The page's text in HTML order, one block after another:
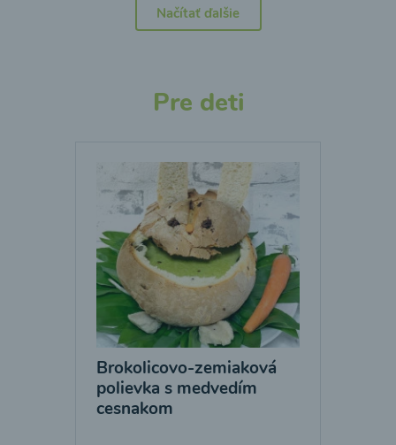
Načítať ďalšie
Pre deti
Brokolicovo-zemiaková
polievka s medvedím
cesnakom